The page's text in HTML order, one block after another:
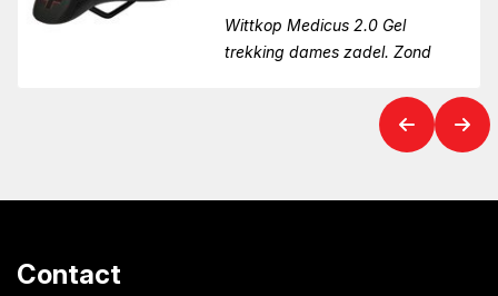
Wittkop Medicus 2.0 Gel
trekking dames zadel. Zond
Contact